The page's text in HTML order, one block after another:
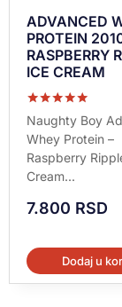
ADVANCED
PROTEIN
RASPBERRY
ICE CREAM
Ocenjeno sa
5.00
od 5
Naughty Boy
Whey Protein –
Raspberry
Cream...
7.800 RSD
Dodaj u